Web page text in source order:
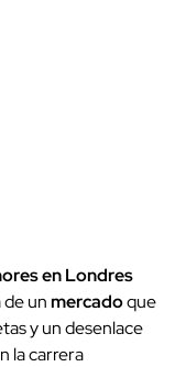
en Londres
unmercadoque
y un desenlace
la carrera